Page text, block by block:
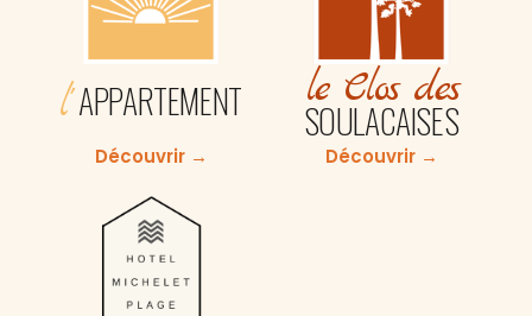
l'APPARTEMENT
Découvrir →
le Clos des
SOULACAISES
Découvrir →